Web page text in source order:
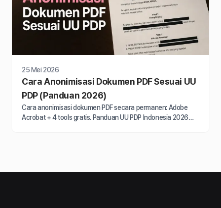
25 Mei 2026
Cara Anonimisasi Dokumen PDF Sesuai UU
PDP (Panduan 2026)
Cara anonimisasi dokumen PDF secara permanen: Adobe
Acrobat + 4 tools gratis. Panduan UU PDP Indonesia 2026